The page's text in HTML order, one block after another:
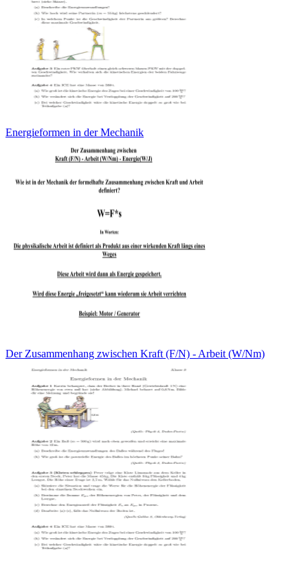
Energieformen in der Mechanik
Der Zusammenhang zwischen Kraft (F/N) - Arbeit (W/Nm)